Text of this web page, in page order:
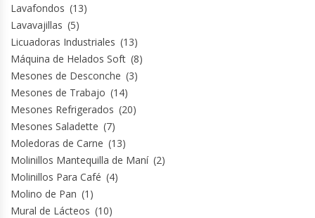
Mural De Lácteos
Ofertas Del Mes
Ollas Arroceras
Ovilladoras – Divisoras De Masa
Peladora De Papas
Picador De Hielo
Lavafondos (13)
Lavavajillas (5)
Licuadoras Industriales (13)
Máquina de Helados Soft (8)
Mesones de Desconche (3)
Mesones de Trabajo (14)
Mesones Refrigerados (20)
Mesones Saladette (7)
Moledoras de Carne (13)
Molinillos Mantequilla de Maní (2)
Molinillos Para Café (4)
Molino de Pan (1)
Mural de Lácteos (10)